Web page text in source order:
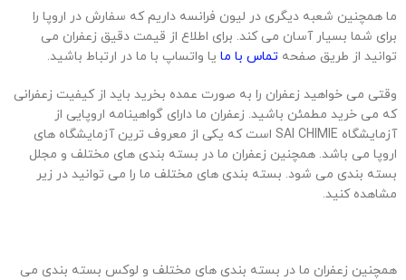
ما همچنین شعبه دیگری در لیون فرانسه داریم که سفارش در اروپا را
برای شما بسیار آسان می کند. برای اطلاع از قیمت دقیق زعفران می
توانید از طریق صفحه تماس با ما یا واتساپ با ما در ارتباط باشید.
وقتی می خواهید زعفران را به صورت عمده بخرید باید از کیفیت زعفرانی
که می خرید مطمئن باشید. زعفران ما دارای گواهینامه اروپایی از
آزمایشگاه SAI CHIMIE است که یکی از معروف ترین آزمایشگاه های
اروپا می باشد. همچنین زعفران ما در بسته بندی های مختلف و مجلل
بسته بندی می شود. بسته بندی های مختلف ما را می توانید در زیر
مشاهده کنید.
همچنین زعفران ما در بسته بندی های مختلف و لوکس بسته بندی می